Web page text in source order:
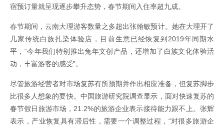
宿预订量就呈现逐步攀升态势，春节期间入住率超九成。
春节期间，云南大理游客数量之多超出张翰敏预计。她在大理开了
几家传统白族扎染体验店，目前生意已经恢复到2019年同期水
平，“今年我们特别推出兔年文创产品，还增加了白族文化体验活
动，丰富游客的感受”。
尽管旅游经营者对市场复苏有所预期并作出相应准备，但复苏脚步
比很多人想象的要快。中国旅游研究院调查显示，面对快速复苏的
春节假日旅游市场，21.2%的旅游企业表示接待能力跟不上。张辉
表示，产业恢复具有滞后性，需要一个调整过程，“对很多旅游企